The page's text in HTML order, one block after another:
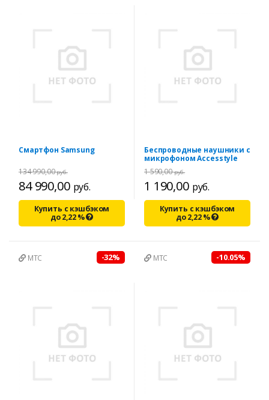
Смартфон Samsung
84 990,00 руб.
134 990,00руб.
Купить с кэшбэком
до2,22%
Беспроводные наушники с
микрофоном Accesstyle
1 190,00 руб.
1 590,00руб.
Купить с кэшбэком
до2,22%
МТС -32% МТС -10.05%